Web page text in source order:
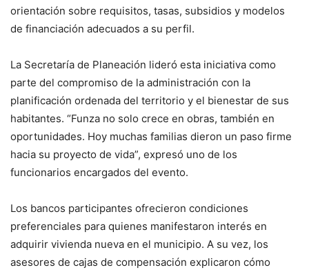
orientación sobre requisitos, tasas, subsidios y modelos
de financiación adecuados a su perfil.
La Secretaría de Planeación lideró esta iniciativa como
parte del compromiso de la administración con la
planificación ordenada del territorio y el bienestar de sus
habitantes. “Funza no solo crece en obras, también en
oportunidades. Hoy muchas familias dieron un paso firme
hacia su proyecto de vida”, expresó uno de los
funcionarios encargados del evento.
Los bancos participantes ofrecieron condiciones
preferenciales para quienes manifestaron interés en
adquirir vivienda nueva en el municipio. A su vez, los
asesores de cajas de compensación explicaron cómo